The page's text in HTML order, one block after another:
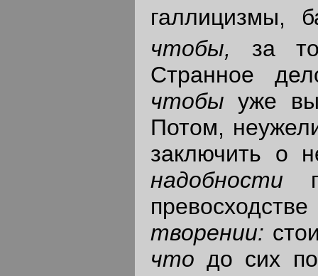
галлицизмы,
чтобы, за
Странное
чтобы уже
Потом,
заключить о
надобности
творении:
чтодо сих